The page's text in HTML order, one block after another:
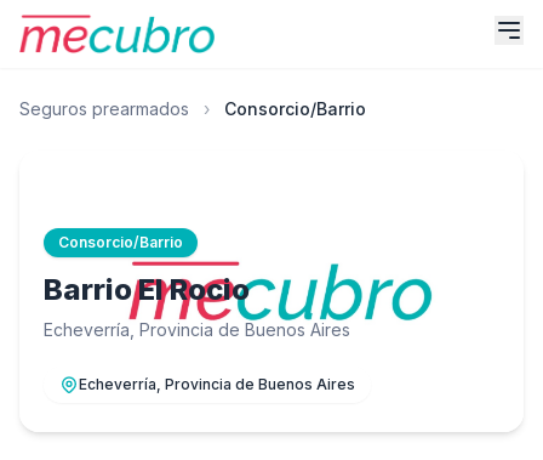
Seguros prearmados › Consorcio/Barrio
Consorcio/Barrio
Barrio El Rocio
Echeverría, Provincia de Buenos Aires
Echeverría, Provincia de Buenos Aires